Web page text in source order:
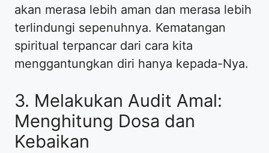
akan merasa lebih aman dan merasa lebih
terlindungi sepenuhnya. Kematangan
spiritual terpancar dari cara kita
menggantungkan diri hanya kepada-Nya.
3. Melakukan Audit Amal:
Menghitung Dosa dan
Kebaikan